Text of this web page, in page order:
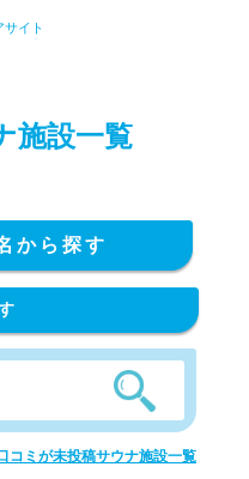
サイト
施設一覧
から探す
コミが未投稿サウナ施設一覧